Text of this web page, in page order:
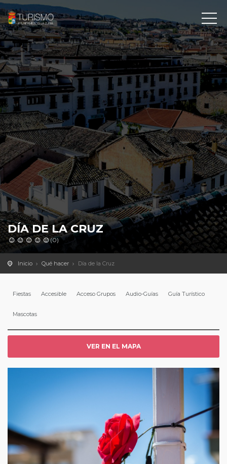
DÍA DE LA CRUZ
(0)
Inicio Qué hacer Día de la Cruz
Fiestas Accesible Acceso Grupos Audio-Guías Guía Turístico
Mascotas
VER EN EL MAPA